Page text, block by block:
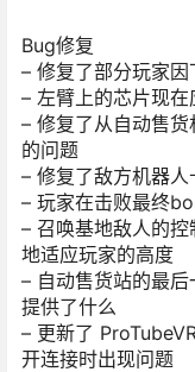
Bug修复
– 修复了部分玩家
– 左臂上的芯片现在
– 修复了从自动售
的问题
– 修复了敌方机器
– 玩家在击败最终
– 召唤基地敌人的
地适应玩家的高度
– 自动售货站的最
提供了什么
– 更新了
开连接时出现问题